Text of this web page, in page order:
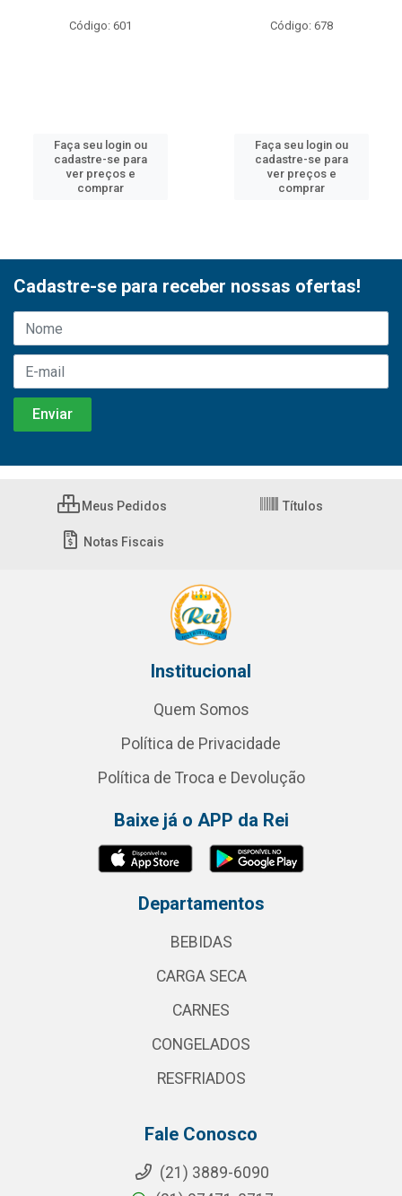
Código: 601
Faça seu login ou
cadastre-se para
ver preços e
comprar
Código: 678
Faça seu login ou
cadastre-se para
ver preços e
comprar
Cadastre-se para receber nossas ofertas!
Meus Pedidos Títulos
Notas Fiscais
Institucional
Quem Somos
Política de Privacidade
Política de Troca e Devolução
Baixe já o APP da Rei
Departamentos
BEBIDAS
CARGA SECA
CARNES
CONGELADOS
RESFRIADOS
Fale Conosco
(21) 3889-6090